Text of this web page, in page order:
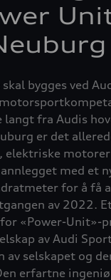
bygges ved
langt fra Audis
er det
elektriske
med et
for å få
av 2022.
«Power-Unit»-
av Audi
av selskapet og
erfartne